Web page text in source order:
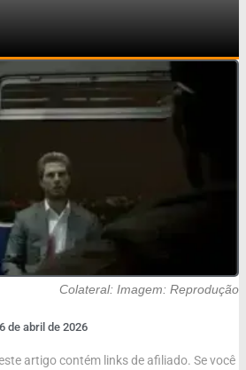
Colateral: Imagem: Reprodução
6 de abril de 2026
artigo contém links de afiliado. Se você